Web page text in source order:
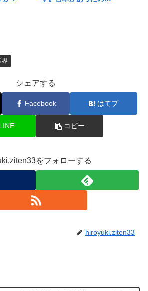
界
シェアする
Facebook はてブ
コピー
をフォローする
hiroyuki.ziten33